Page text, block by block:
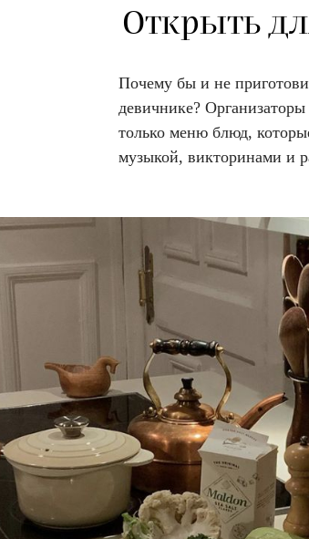
Открыть
Почему бы и не
девичнике? Организаторы
только меню блюд,
музыкой, викторинами и